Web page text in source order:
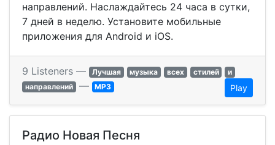
направлений. Наслаждайтесь 24 часа в сутки,
7 дней в неделю. Установите мобильные
приложения для Android и iOS.
9 Listeners — Лучшая музыка всех стилей
и
направлений — MP3 Play
Радио Новая Песня